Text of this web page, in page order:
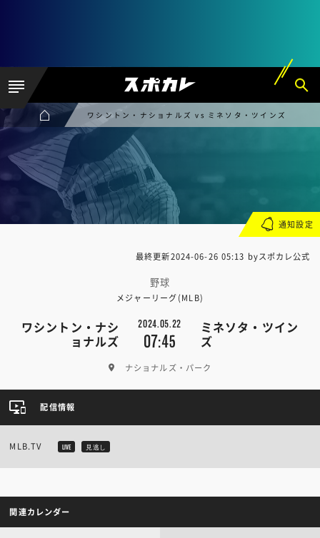
ワシントン・ナショナルズ vs ミネソタ・ツインズ
最終更新2024-06-26 05:13 byスポカレ公式
野球
メジャーリーグ(MLB)
ワシントン・ナシ
ョナルズ
2024.05.22
07:45
ミネソタ・ツイン
ズ
ナショナルズ・パーク
通知設定
配信情報
MLB.TV LIVE 見逃し
関連カレンダー